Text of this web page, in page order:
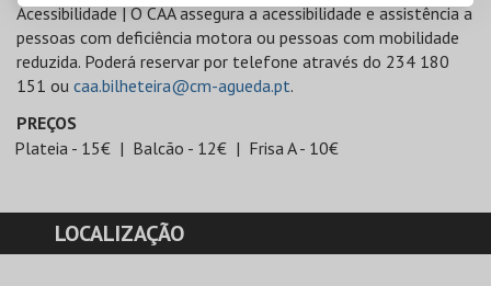
Acessibilidade | O CAA assegura a acessibilidade e assistência a
pessoas com deficiência motora ou pessoas com mobilidade
reduzida. Poderá reservar por telefone através do 234 180
151 ou caa.bilheteira@cm-agueda.pt.
PREÇOS
Plateia - 15€
Balcão - 12€ Frisa A - 10€
LOCALIZAÇÃO